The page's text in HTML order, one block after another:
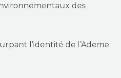
des
l’identité de l’Ademe